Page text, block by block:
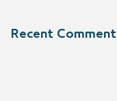
Recent